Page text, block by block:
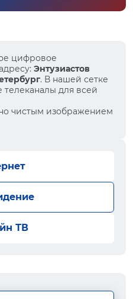
цифровое
Энтузиастов
. В нашей сетке
для всей
чистым изображением
ТВ